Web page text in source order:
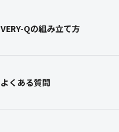
VERY-Qの組み立て方
よくある質問